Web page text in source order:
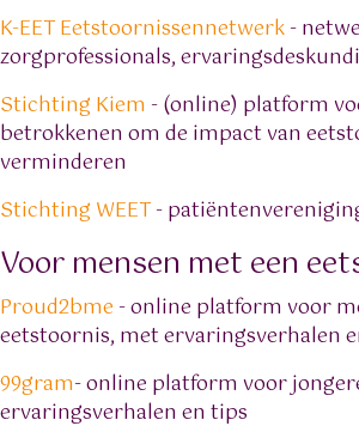
K-EET Eetstoornissennetwerk-
zorgprofessionals,
Stichting Kiem - (online) platform
betrokkenen om de impact van
verminderen
Stichting WEET-
Voor mensen met een
Proud2bme - online platform voor
eetstoornis, met ervaringsverhalen
99gram- online platform voor
ervaringsverhalen en tips